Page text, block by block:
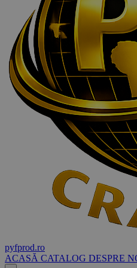
pyfprod.ro
ACASĂ CATALOG DESPRE